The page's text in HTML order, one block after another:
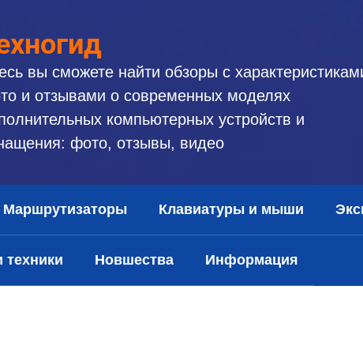
вы сможете найти обзоры с
и отзывами о современных моделях
компьютерных устройств и
фото, отзывы, видео
Маршрутизаторы Клавиатуры и мыши
техники Новшества Информация